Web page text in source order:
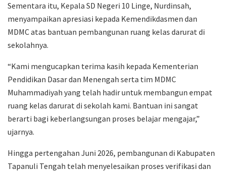
Sementara itu, Kepala SD Negeri 10 Linge, Nurdinsah,
menyampaikan apresiasi kepada Kemendikdasmen dan
MDMC atas bantuan pembangunan ruang kelas darurat di
sekolahnya.
“Kami mengucapkan terima kasih kepada Kementerian
Pendidikan Dasar dan Menengah serta tim MDMC
Muhammadiyah yang telah hadir untuk membangun empat
ruang kelas darurat di sekolah kami. Bantuan ini sangat
berarti bagi keberlangsungan proses belajar mengajar,”
ujarnya.
Hingga pertengahan Juni 2026, pembangunan di Kabupaten
Tapanuli Tengah telah menyelesaikan proses verifikasi dan